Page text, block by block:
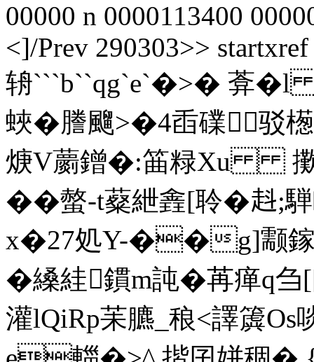
00000 n 0000113400
<]/Prev 290303>>
辀```b``qg`e`�>� 葊
蛺�謄飀>�4臿礏驳
焿V蘮鏳�:筁粶Xu 擹浡
�� 螫-t薒紲錱[聆�
x�27処Y-��g]颥
�縔絓鏆m訰�苒瘅q
灌lQiRp苿臕_稂<譯簴Os